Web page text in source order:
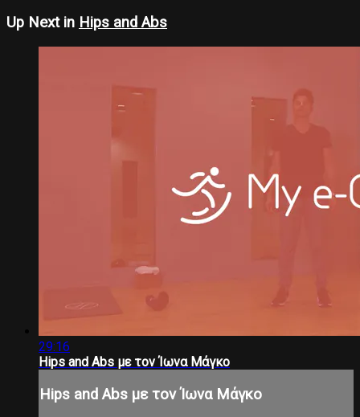
Up Next in Hips and Abs
29:16
Hips and Abs με τον Ίωνα Μάγκο
Hips and Abs με τον Ίωνα Μάγκο